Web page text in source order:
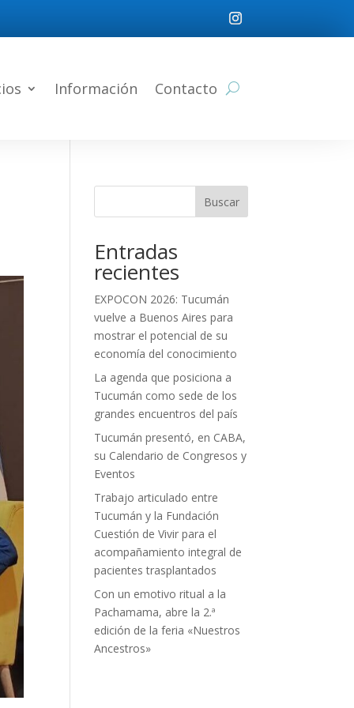
Información Contacto
Buscar
Entradas
recientes
EXPOCON 2026: Tucumán
vuelve a Buenos Aires para
mostrar el potencial de su
economía del conocimiento
La agenda que posiciona a
Tucumán como sede de los
grandes encuentros del país
Tucumán presentó, en CABA,
su Calendario de Congresos y
Eventos
Trabajo articulado entre
Tucumán y la Fundación
Cuestión de Vivir para el
acompañamiento integral de
pacientes trasplantados
Con un emotivo ritual a la
Pachamama, abre la 2.ª
edición de la feria «Nuestros
Ancestros»